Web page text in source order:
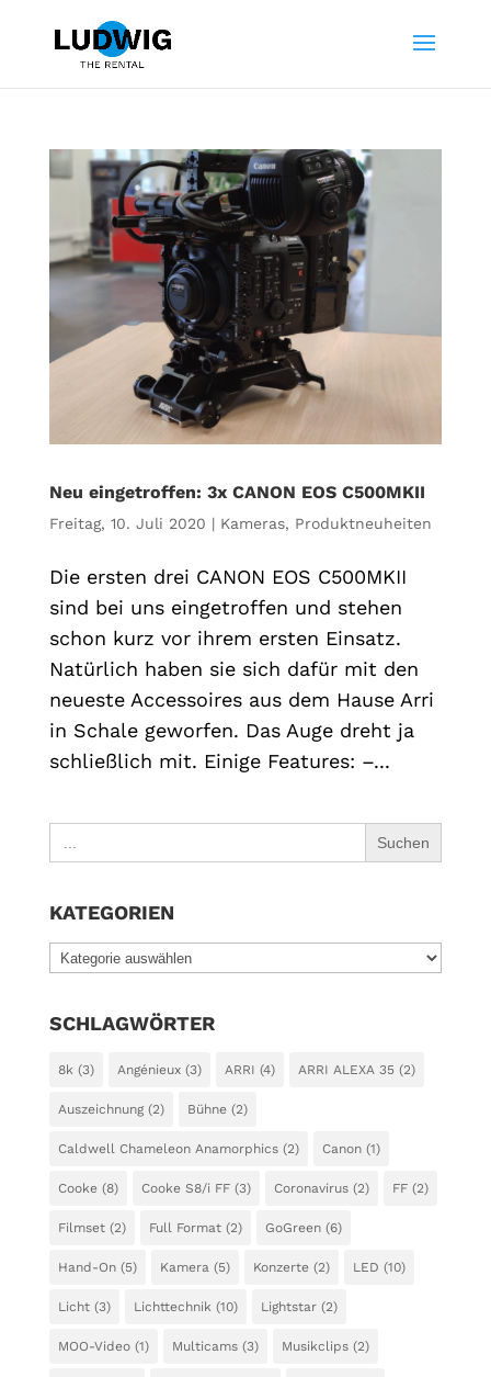
Neu eingetroffen: 3x CANON EOS C500MKII
Freitag, 10. Juli 2020 | Kameras, Produktneuheiten
Die ersten drei CANON EOS C500MKII
sind bei uns eingetroffen und stehen
schon kurz vor ihrem ersten Einsatz.
Natürlich haben sie sich dafür mit den
neueste Accessoires aus dem Hause Arri
in Schale geworfen. Das Auge dreht ja
schließlich mit. Einige Features: –...
Search
for:
KATEGORIEN
KATEGORIEN
SCHLAGWÖRTER
8k(3) Angénieux(3) ARRI (4) ARRI ALEXA 35(2)
Auszeichnung(2) Bühne(2)
Caldwell Chameleon Anamorphics(2) Canon(1)
Cooke(8) Cooke S8/i FF(3) Coronavirus(2) FF(2)
Filmset(2) Full Format(2) GoGreen(6)
Hand-On(5) Kamera(5) Konzerte(2) LED (10)
Licht(3) Lichttechnik(10) Lightstar(2)
MOO-Video(1) Multicams(3) Musikclips(2)